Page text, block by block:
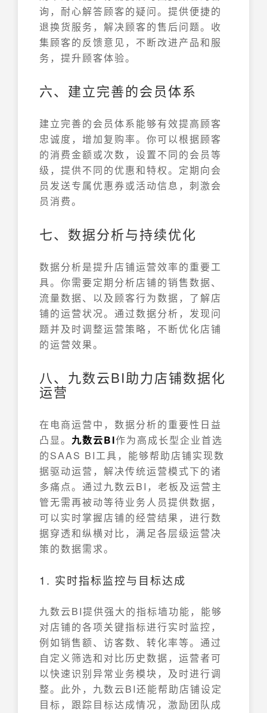
询，耐心解答顾客的疑问。提供便捷的
退换货服务，解决顾客的售后问题。收
集顾客的反馈意见，不断改进产品和服
务，提升顾客体验。
六、建立完善的会员体系
建立完善的会员体系能够有效提高顾客
忠诚度，增加复购率。你可以根据顾客
的消费金额或次数，设置不同的会员等
级，提供不同的优惠和特权。定期向会
员发送专属优惠券或活动信息，刺激会
员消费。
七、数据分析与持续优化
数据分析是提升店铺运营效率的重要工
具。你需要定期分析店铺的销售数据、
流量数据、以及顾客行为数据，了解店
铺的运营状况。通过数据分析，发现问
题并及时调整运营策略，不断优化店铺
的运营效果。
八、九数云BI助力店铺数据化
运营
在电商运营中，数据分析的重要性日益
凸显。 九数云BI作为高成长型企业首选
的SAAS BI工具，能够帮助店铺实现数
据驱动运营，解决传统运营模式下的诸
多痛点。通过九数云BI，老板及运营主
管无需再被动等待业务人员提供数据，
可以实时掌握店铺的经营结果，进行数
据穿透和纵横对比，满足各层级运营决
策的数据需求。
1. 实时指标监控与目标达成
九数云BI提供强大的指标墙功能，能够
对店铺的各项关键指标进行实时监控，
例如销售额、访客数、转化率等。通过
自定义筛选和对比历史数据，运营者可
以快速识别异常业务模块，及时进行调
整。此外，九数云BI还能帮助店铺设定
目标，跟踪目标达成情况，激励团队成